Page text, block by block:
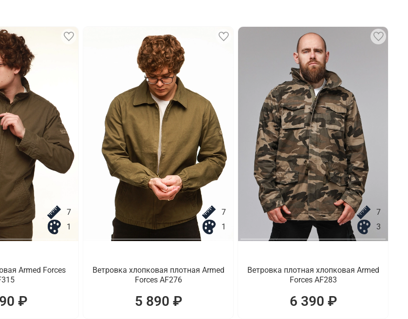
7
1
Armed Forces
₽
7
1
Ветровка хлопковая плотная Armed
Forces AF276
5 890 ₽
7
3
Ветровка плотная хлопковая Armed
Forces AF283
6 390 ₽